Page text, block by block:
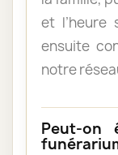
et l’heure
ensuite
notre
Peut-on